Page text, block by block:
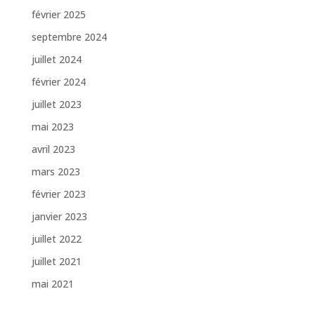
février 2025
septembre 2024
juillet 2024
février 2024
juillet 2023
mai 2023
avril 2023
mars 2023
février 2023
janvier 2023
juillet 2022
juillet 2021
mai 2021